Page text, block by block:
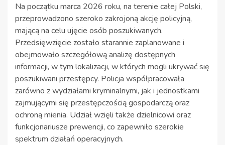
Na początku marca 2026 roku, na terenie całej Polski,
przeprowadzono szeroko zakrojoną akcję policyjną,
mającą na celu ujęcie osób poszukiwanych.
Przedsięwzięcie zostało starannie zaplanowane i
obejmowało szczegółową analizę dostępnych
informacji, w tym lokalizacji, w których mogli ukrywać się
poszukiwani przestępcy. Policja współpracowała
zarówno z wydziałami kryminalnymi, jak i jednostkami
zajmującymi się przestępczością gospodarczą oraz
ochroną mienia. Udział wzięli także dzielnicowi oraz
funkcjonariusze prewencji, co zapewniło szerokie
spektrum działań operacyjnych.